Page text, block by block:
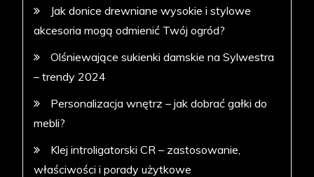
Jak donice drewniane wysokie i stylowe
akcesoria mogą odmienić Twój ogród?
Olśniewające sukienki damskie na Sylwestra
– trendy 2024
Personalizacja wnętrz – jak dobrać gałki do
mebli?
Klej introligatorski CR – zastosowanie,
właściwości i porady użytkowe